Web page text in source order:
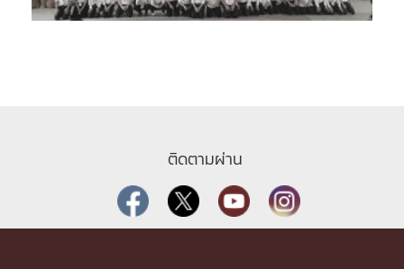
ติดตามผ่าน